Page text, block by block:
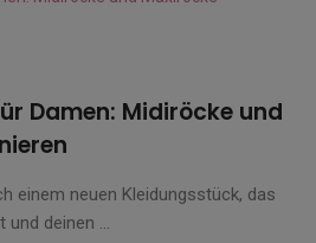
Damen: Midiröcke und
einem neuen Kleidungsstück, das
deinen ...